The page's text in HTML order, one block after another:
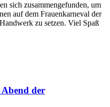
sich zusammengefunden, um
auf dem Frauenkarneval der
zu setzen. Viel Spaß
Abend der